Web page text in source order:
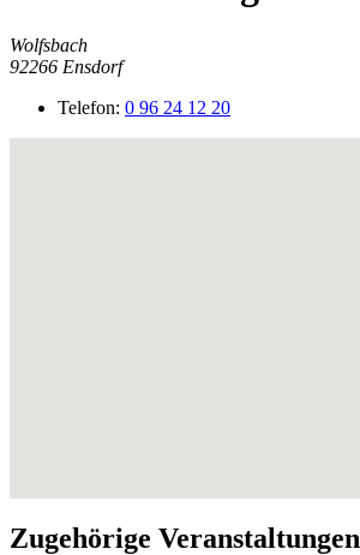
Wolfsbach
92266 Ensdorf
Telefon: 0 96 24 12 20
Zugehörige Veranstaltungen